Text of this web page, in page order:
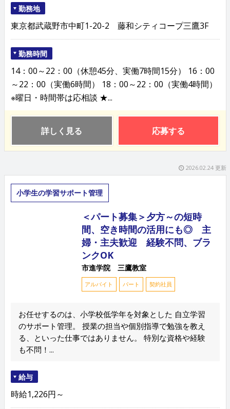
勤務地
東京都武蔵野市中町1-20-2 藤和シティコープ三鷹3F
勤務時間
14：00～22：00（休憩45分、実働7時間15分） 16：00
～22：00（実働6時間） 18：00～22：00（実働4時間）
※曜日・時間帯は応相談 ★...
詳しく見る 応募する
2026.02.24 更新
小学生の学習サポート管理
＜パート募集＞夕方～の短時
間、空き時間の活用にも◎ 主
婦・主夫歓迎 経験不問、ブラ
ンクOK
市進学院 三鷹教室
アルバイト パート 契約社員
お任せするのは、小学校低学年を対象とした 自立学習
のサポート管理。 授業の担当や個別指導で勉強を教え
る、といった仕事ではありません。 特別な資格や経験
も不問！...
給与
時給1,226円～